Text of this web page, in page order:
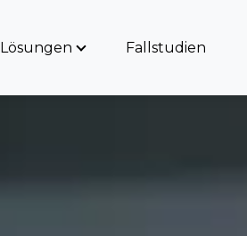
Lösungen Fallstudien